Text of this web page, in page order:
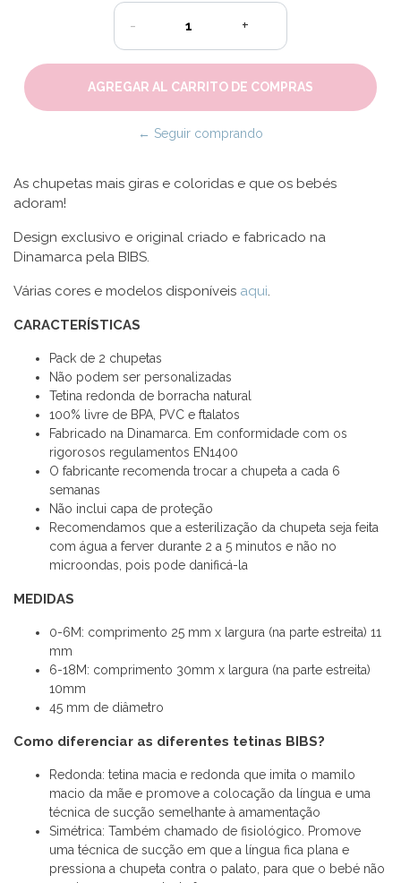
- +
← Seguir comprando
As chupetas mais giras e coloridas e que os bebés
adoram!
Design exclusivo e original criado e fabricado na
Dinamarca pela BIBS.
Várias cores e modelos disponíveis aqui.
CARACTERÍSTICAS
Pack de 2 chupetas
Não podem ser personalizadas
Tetina redonda de borracha natural
100% livre de BPA, PVC e ftalatos
Fabricado na Dinamarca. Em conformidade com os
rigorosos regulamentos EN1400
O fabricante recomenda trocar a chupeta a cada 6
semanas
Não inclui capa de proteção
Recomendamos que a esterilização da chupeta seja feita
com água a ferver durante 2 a 5 minutos e não no
microondas, pois pode danificá-la
MEDIDAS
0-6M: comprimento 25 mm x largura (na parte estreita) 11
mm
6-18M: comprimento 30mm x largura (na parte estreita)
10mm
45 mm de diâmetro
Como diferenciar as diferentes tetinas BIBS?
Redonda: tetina macia e redonda que imita o mamilo
macio da mãe e promove a colocação da língua e uma
técnica de sucção semelhante à amamentação
Simétrica: Também chamado de fisiológico. Promove
uma técnica de sucção em que a língua fica plana e
pressiona a chupeta contra o palato, para que o bebé não